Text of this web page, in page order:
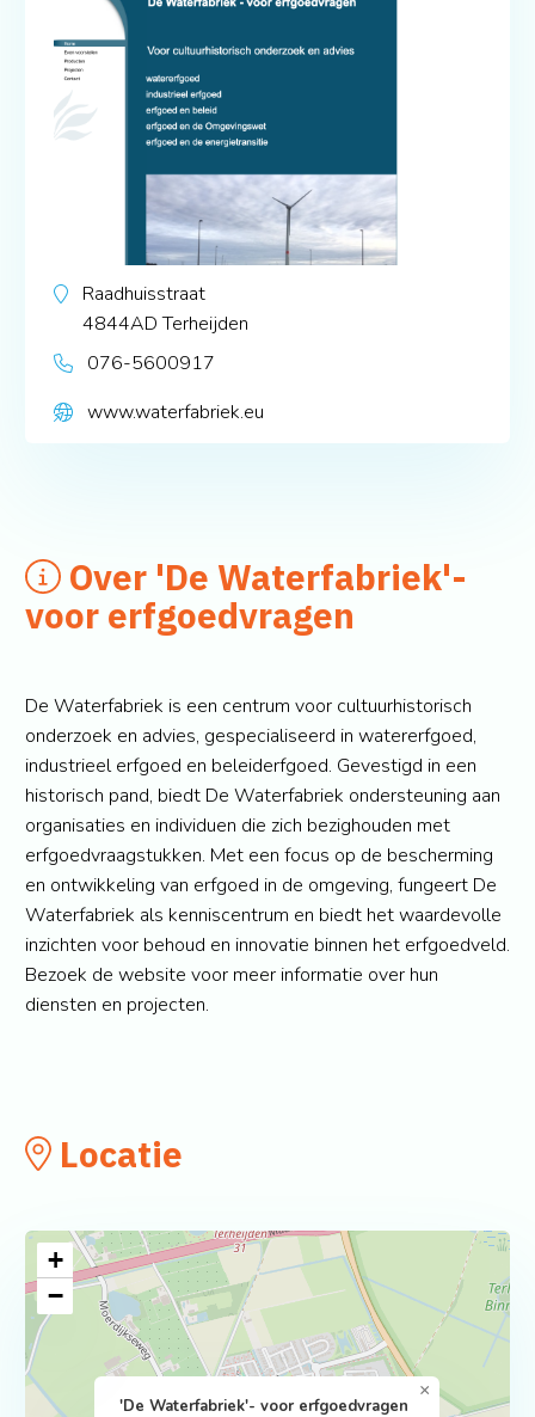
Raadhuisstraat
4844ADTerheijden
076-5600917
www.waterfabriek.eu
Over 'De Waterfabriek'-
voor erfgoedvragen
De Waterfabriek is een centrum voor cultuurhistorisch
onderzoek en advies, gespecialiseerd in watererfgoed,
industrieel erfgoed en beleiderfgoed. Gevestigd in een
historisch pand, biedt De Waterfabriek ondersteuning aan
organisaties en individuen die zich bezighouden met
erfgoedvraagstukken. Met een focus op de bescherming
en ontwikkeling van erfgoed in de omgeving, fungeert De
Waterfabriek als kenniscentrum en biedt het waardevolle
inzichten voor behoud en innovatie binnen het erfgoedveld.
Bezoek de website voor meer informatie over hun
diensten en projecten.
Locatie
'De Waterfabriek'- voor erfgoedvragen
×
+
−